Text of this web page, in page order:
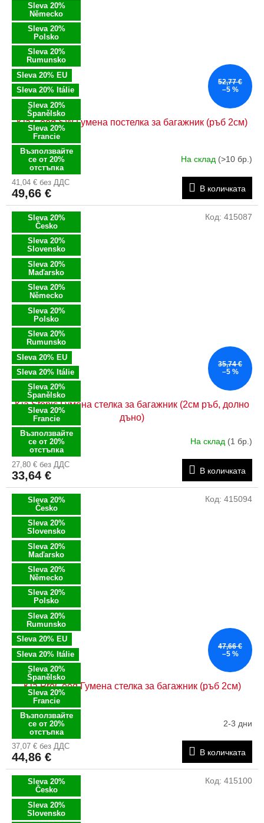
Sleva 20%
Německo
Sleva 20%
Polsko
Sleva 20%
Rumunsko
Sleva 20% EU
Sleva 20% Itálie
Sleva 20%
Španělsko
Sleva 20%
Francie
Възползвайте
се от 20%
отстъпка
52,77 €
–5 %
Kia Ceed SW Гумена постелка за багажник (ръб 2см)
На склад (>10 бр.)
41,04 € без ДДС
49,66 € В количката
Sleva 20%
Česko
Sleva 20%
Slovensko
Sleva 20%
Maďarsko
Sleva 20%
Německo
Sleva 20%
Polsko
Sleva 20%
Rumunsko
Sleva 20% EU
Sleva 20% Itálie
Sleva 20%
Španělsko
Sleva 20%
Francie
Възползвайте
се от 20%
отстъпка
35,74 €
–5 %
Kia Stonic Гумена стелка за багажник (2см ръб, долно
дъно)
На склад (1 бр.)
27,80 € без ДДС
33,64 € В количката
Код: 415087
Sleva 20%
Česko
Sleva 20%
Slovensko
Sleva 20%
Maďarsko
Sleva 20%
Německo
Sleva 20%
Polsko
Sleva 20%
Rumunsko
Sleva 20% EU
Sleva 20% Itálie
Sleva 20%
Španělsko
Sleva 20%
Francie
Възползвайте
се от 20%
отстъпка
47,66 €
–5 %
Kia ProCeed Гумена стелка за багажник (ръб 2см)
2-3 дни
37,07 € без ДДС
44,86 € В количката
Код: 415094
Sleva 20%
Česko
Sleva 20%
Slovensko
Код: 415100